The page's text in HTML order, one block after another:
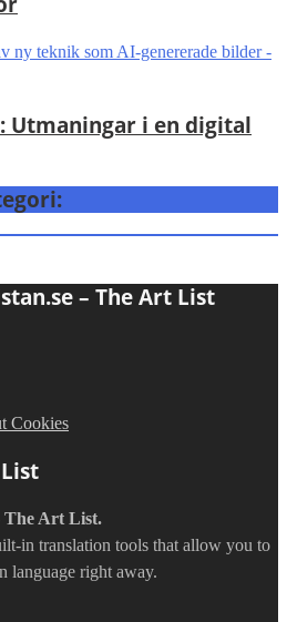
Utmaningar i en digital
– The Art List
Cookies
The Art List.
in translation tools that allow you to
language right away.